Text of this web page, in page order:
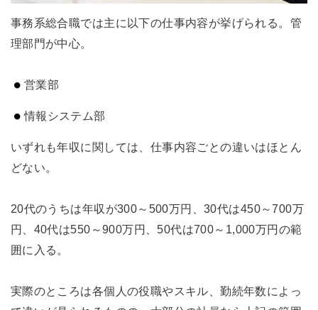
事務系総合職では主に以下の仕事内容が挙げられる。管
理部門が中心。
営業部
情報システム部
いずれも年収に関しては、仕事内容ごとの違いはほとん
どない。
20代のうちは年収が300～500万円、30代は450～700万
円、40代は550～900万円、50代は700～1,000万円の範
囲に入る。
実際のところは各個人の役職やスキル、勤続年数によっ